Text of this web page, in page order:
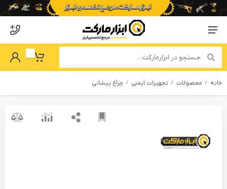
Menu Navigation
My Basket
Password
خانه محصولات تجهیزات ایمنی چراغ پیشانی